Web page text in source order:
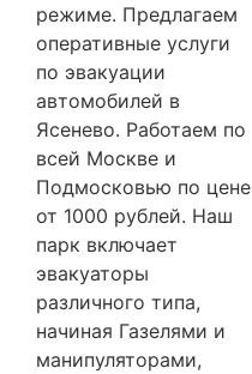
режиме. Предлагаем
оперативные услуги
по эвакуации
автомобилей в
Ясенево. Работаем по
всей Москве и
Подмосковью по цене
от 1000 рублей. Наш
парк включает
эвакуаторы
различного типа,
начиная Газелями и
манипуляторами,